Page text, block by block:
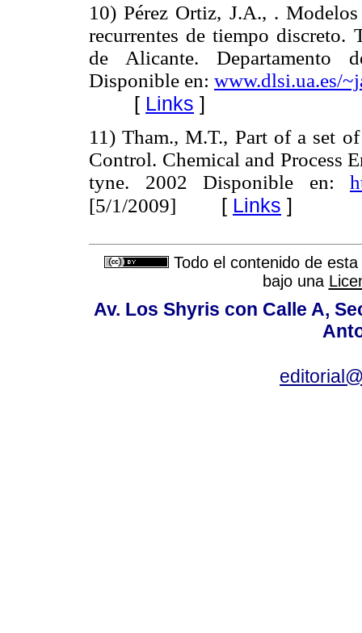
10) Pérez Ortiz, J.A., .
recurrentes de tiempo discreto.
de Alicante. Departamento
Disponible en: www.dlsi.ua.es/
[ Links ]
11) Tham., M.T., Part of a set
Control. Chemical and Process
tyne. 2002 Disponible en:
[5/1/2009] [ Links ]
Todo el contenido de
bajo una
Av. Los Shyris con Calle A,